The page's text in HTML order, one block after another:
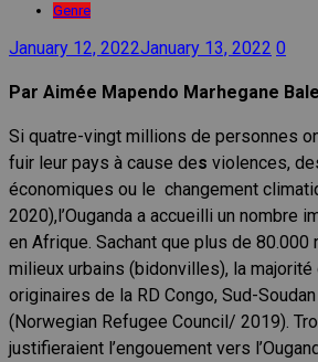
Genre
January 12, 2022January 13, 2022 0
Par Aimée Mapendo Marhegane
Si quatre-vingt millions de personnes
fuir leur pays à cause des violences,
économiques ou le changement
2020),l’Ouganda a accueilli un nombre
en Afrique. Sachant que plus de
milieux urbains (bidonvilles), la majorité
originaires de la RD Congo, Sud-
(Norwegian Refugee Council/ 2019).
justifieraient l’engouement vers